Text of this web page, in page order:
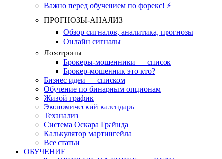
Важно перед обучением по форекс! ⚡
ПРОГНОЗЫ-АНАЛИЗ
Обзор сигналов, аналитика, прогнозы
Онлайн сигналы
Лохотроны
Брокеры-мошенники — список
Брокер-мошенник это кто?
Бизнес идеи — списком
Обучение по бинарным опционам
Живой график
Экономический календарь
Теханализ
Система Оскара Грайнда
Калькулятор мартингейла
Все статьи
ОБУЧЕНИЕ